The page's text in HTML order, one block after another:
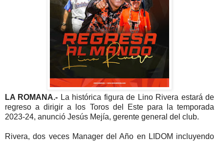
LA ROMANA.- La histórica figura de Lino Rivera estará de
regreso a dirigir a los Toros del Este para la temporada
2023-24, anunció Jesús Mejía, gerente general del club.
Rivera, dos veces Manager del Año en LIDOM incluyendo